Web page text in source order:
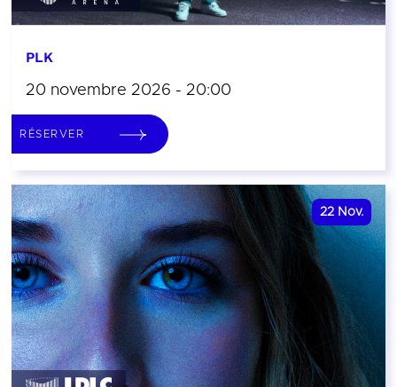
PLK
20 novembre 2026 - 20:00
RÉSERVER
22 Nov.